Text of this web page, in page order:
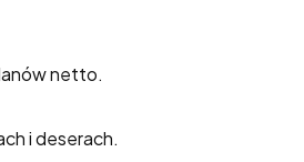
netto.
i deserach.